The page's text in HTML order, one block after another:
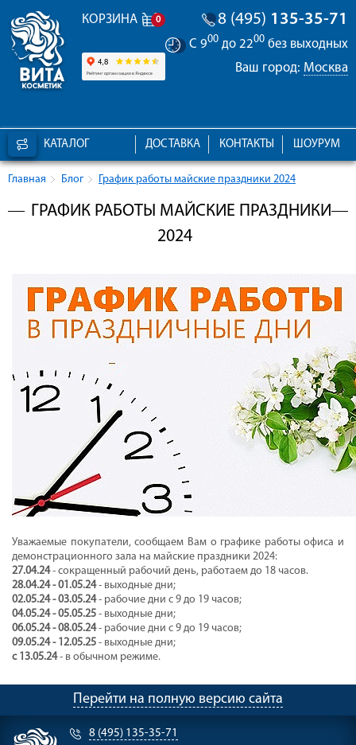
КОРЗИНА 0 8 (495) 135-35-71
С 900 до 2200 без выходных
Ваш город: Москва
КАТАЛОГ ШОУРУМ
КОНТАКТЫ
ДОСТАВКА
Главная Блог График работы майские праздники 2024
ГРАФИК РАБОТЫ МАЙСКИЕ ПРАЗДНИКИ
2024
Уважаемые покупатели, сообщаем Вам о графике работы офиса и
демонстрационного зала на майские праздники 2024:
27.04.24- сокращенный рабочий день, работаем до 18 часов.
28.04.24 - 01.05.24- выходные дни;
02.05.24 - 03.05.24- рабочие дни с 9 до 19 часов;
04.05.24 - 05.05.25 - выходные дни;
06.05.24 - 08.05.24- рабочие дни с 9 до 19 часов;
09.05.24 - 12.05.25 - выходные дни;
с 13.05.24- в обычном режиме.
Перейти на полную версию сайта
8 (495) 135-35-71